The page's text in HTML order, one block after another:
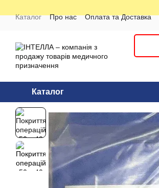
Каталог
Про нас Оплата та Доставка
Каталог